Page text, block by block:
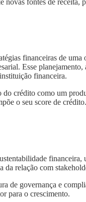
fontes de
financeiras de
Esse
financeira.
do crédito como um
o seu score de crédito.
da relação com
de governança e
para o crescimento.